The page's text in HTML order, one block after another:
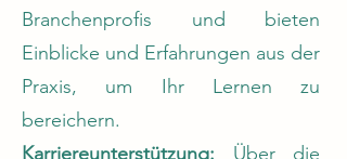
Branchenprofis und bieten
Einblicke und Erfahrungen aus der
Praxis, um Ihr Lernen zu
bereichern.
Karriereunterstützung: Über die